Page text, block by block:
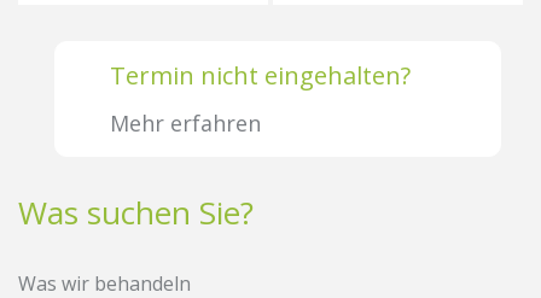
Termin nicht eingehalten?
Mehr erfahren
Was suchen Sie?
Was wir behandeln